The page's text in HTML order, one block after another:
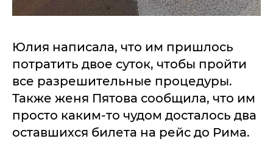
Юлия написала, что им пришлось
потратить двое суток, чтобы пройти
все разрешительные процедуры.
Также женя Пятова сообщила, что им
просто каким-то чудом досталось два
оставшихся билета на рейс до Рима.